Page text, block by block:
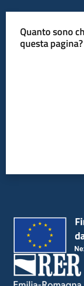
Quanto sono
questa pagina?